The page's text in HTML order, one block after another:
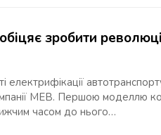
зробити
MEB. Першою моделлю
часом до нього…